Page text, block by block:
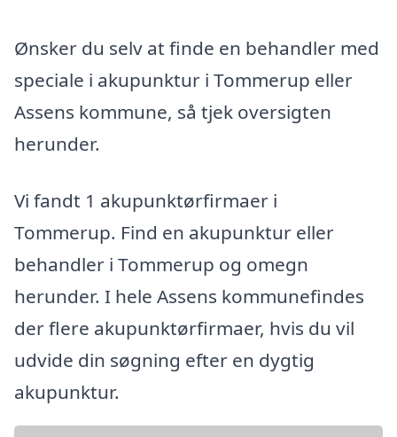
Ønsker du selv at finde en behandler med
speciale i akupunktur i Tommerup eller
Assens kommune, så tjek oversigten
herunder.
Vi fandt 1 akupunktørfirmaer i
Tommerup. Find en akupunktur eller
behandler i Tommerup og omegn
herunder. I hele Assens kommunefindes
der flere akupunktørfirmaer, hvis du vil
udvide din søgning efter en dygtig
akupunktur.